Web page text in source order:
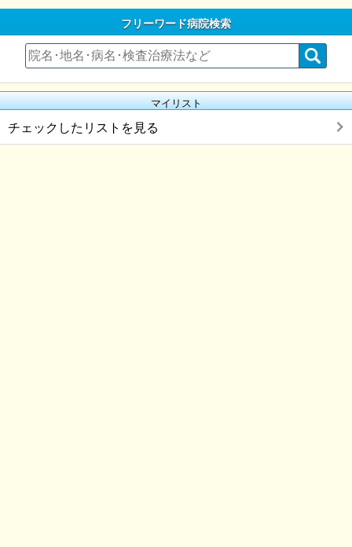
フリーワード病院検索
マイリスト
チェックしたリストを見る